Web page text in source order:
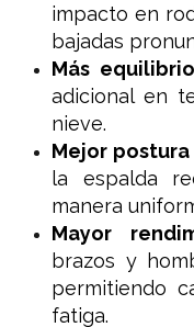
impacto en
bajadas
Más
adicional en
nieve.
Mejor
la espalda
manera
Mayor
brazos y
permitiendo
fatiga.